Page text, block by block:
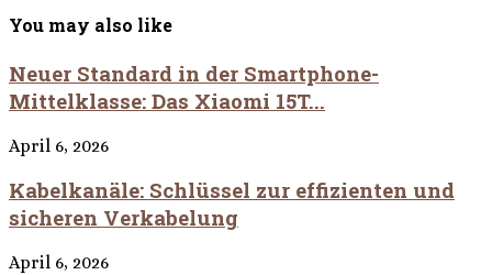
You may also like
Neuer Standard in der Smartphone-
Mittelklasse: Das Xiaomi 15T...
April 6, 2026
Kabelkanäle: Schlüssel zur effizienten und
sicheren Verkabelung
April 6, 2026